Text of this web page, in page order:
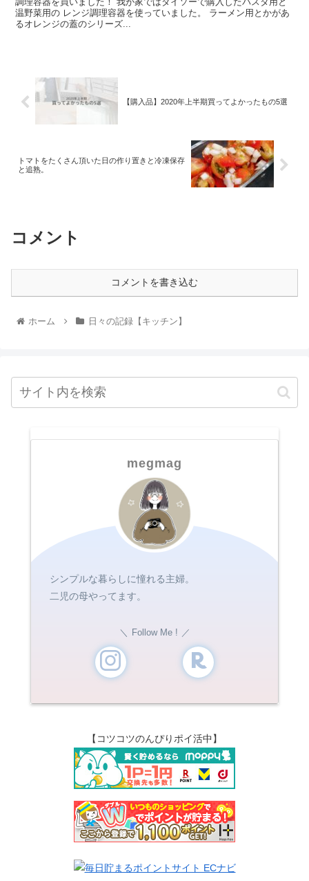
温野菜用の レンジ調理容器を使っていました。 ラーメン用とかがあ
るオレンジの蓋のシリーズ...
【購入品】2020年上半期買ってよかったもの5選
トマトをたくさん頂いた日の作り置きと冷凍保存
と追熟。
コメント
コメントを書き込む
ホーム 日々の記録【キッチン】
megmag
シンプルな暮らしに憧れる主婦。
二児の母やってます。
Follow Me !
【コツコツのんぴりポイ活中】